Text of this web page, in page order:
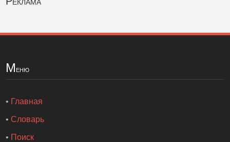
Меню
• Главная
•Словарь
• Поиск